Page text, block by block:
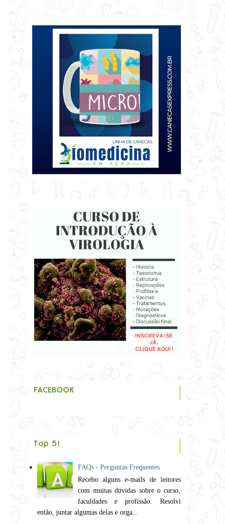
FACEBOOK
Top 5!
FAQs - Perguntas Frequentes
Recebo alguns e-mails de leitores
com muitas dúvidas sobre o curso,
faculdades e profissão. Resolvi
então, juntar algumas delas e orga...